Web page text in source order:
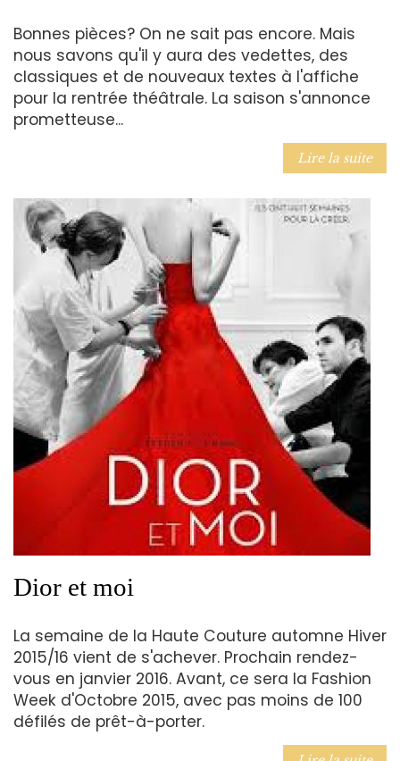
Bonnes pièces? On ne sait pas encore. Mais
nous savons qu'il y aura des vedettes, des
classiques et de nouveaux textes à l'affiche
pour la rentrée théâtrale. La saison s'annonce
prometteuse...
Lire la suite
Dior et moi
La semaine de la Haute Couture automne Hiver
2015/16 vient de s'achever. Prochain rendez-
vous en janvier 2016. Avant, ce sera la Fashion
Week d'Octobre 2015, avec pas moins de 100
défilés de prêt-à-porter.